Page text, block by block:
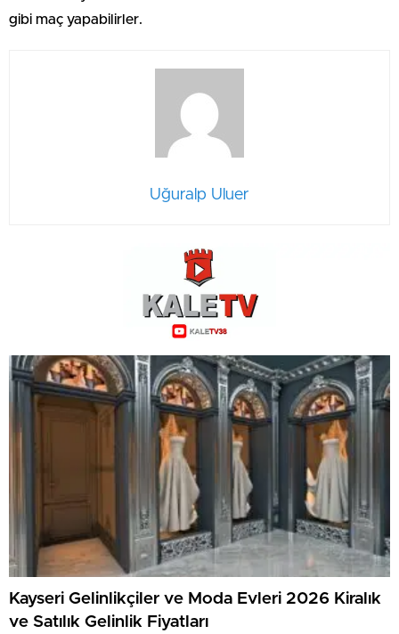
gibi maç yapabilirler.
Uğuralp Uluer
Kayseri Gelinlikçiler ve Moda Evleri 2026 Kiralık
ve Satılık Gelinlik Fiyatları